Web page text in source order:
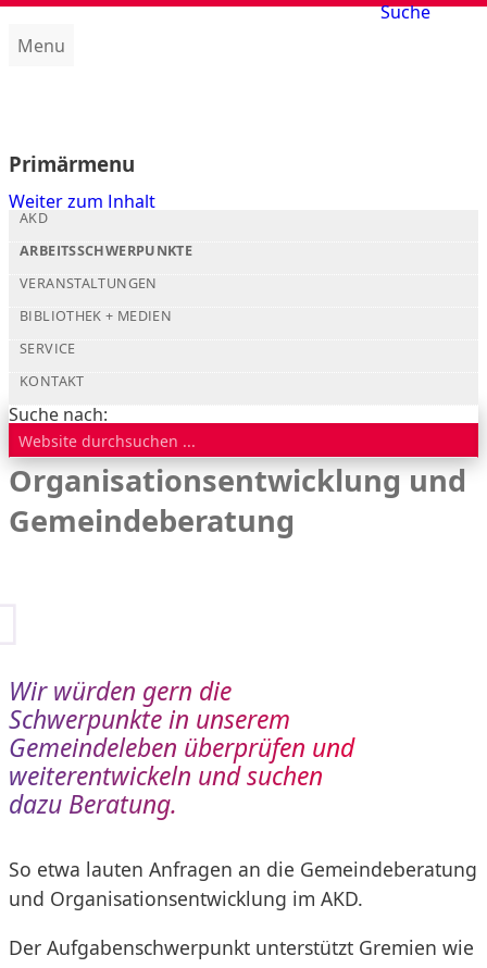
Menu
Primärmenu
Weiter zum Inhalt
AKD
ARBEITSSCHWERPUNKTE
VERANSTALTUNGEN
BIBLIOTHEK + MEDIEN
SERVICE
KONTAKT
Suche
Suche nach:
Organisationsentwicklung und
Gemeindeberatung
Wir würden gern die
Schwerpunkte in unserem
Gemeindeleben überprüfen und
weiterentwickeln und suchen
dazu Beratung.
So etwa lauten Anfragen an die Gemeindeberatung
und Organisationsentwicklung im AKD.
Der Aufgabenschwerpunkt unterstützt Gremien wie